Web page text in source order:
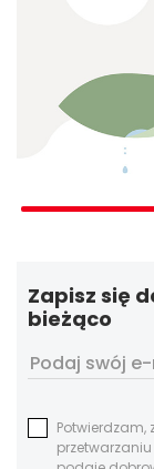
Zapisz się
bieżąco
Potwierdzam,